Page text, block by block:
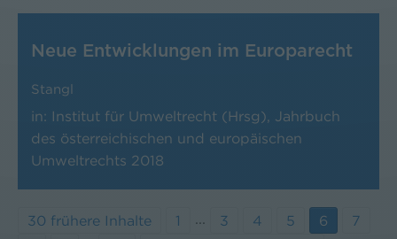
Neue Entwicklungen im Europarecht
Stangl
in: Institut für Umweltrecht (Hrsg), Jahrbuch
des österreichischen und europäischen
Umweltrechts 2018
30 frühere Inhalte 1 3 4 5 6
7